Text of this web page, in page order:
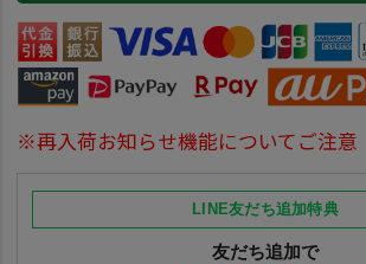
※再入荷お知らせ機能についてご注意
LINE友だち追加特典
友だち追加で